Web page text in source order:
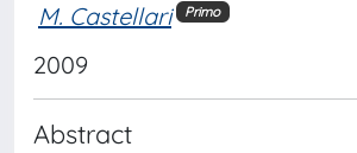
M. Castellari Primo
2009
Abstract